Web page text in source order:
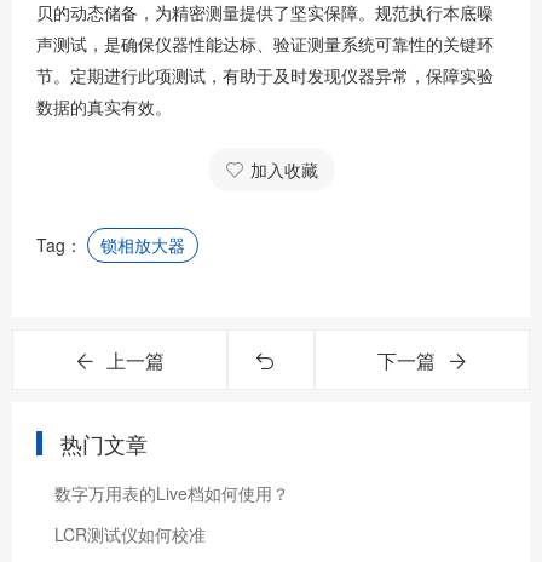
贝的动态储备，为精密测量提供了坚实保障。规范执行本底噪
声测试，是确保仪器性能达标、验证测量系统可靠性的关键环
节。定期进行此项测试，有助于及时发现仪器异常，保障实验
数据的真实有效。
加入收藏
Tag： 锁相放大器
上一篇 下一篇
热门文章
数字万用表的Live档如何使用？
LCR测试仪如何校准